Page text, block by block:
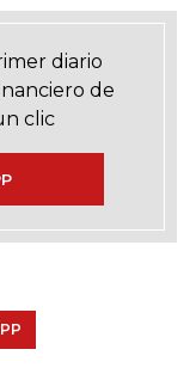
diario
de
clic